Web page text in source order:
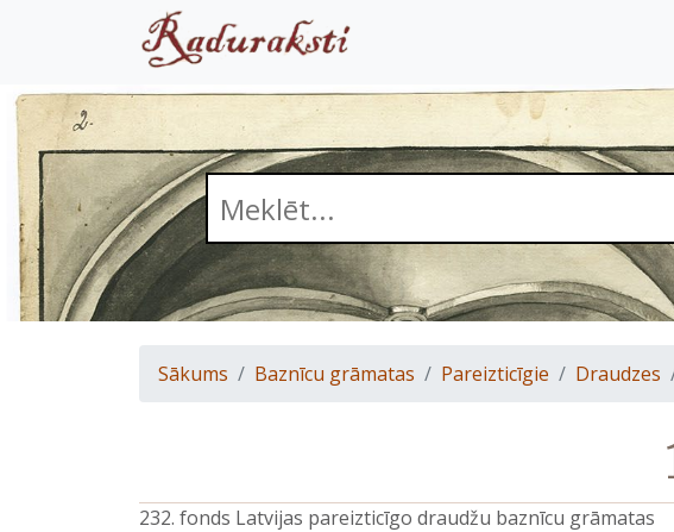
Sākums Baznīcu grāmatas Pareizticīgie Draudzes
232. fonds Latvijas pareizticīgo draudžu baznīcu grāmatas